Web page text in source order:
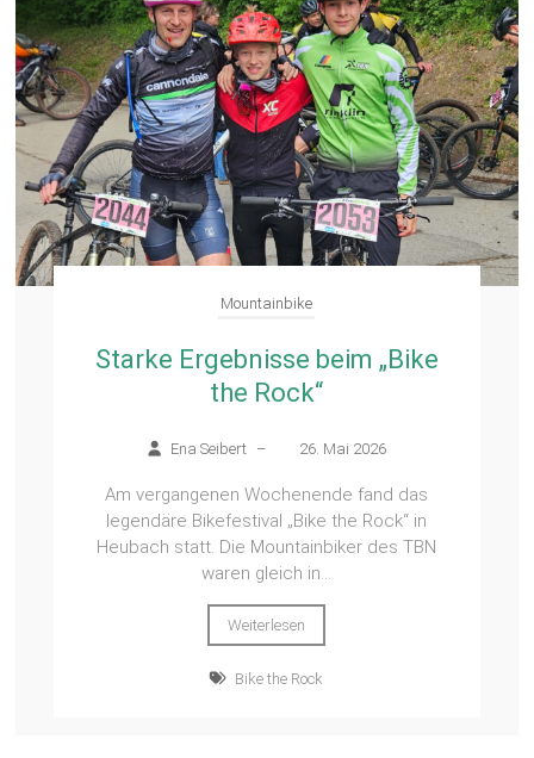
Mountainbike
Starke Ergebnisse beim „Bike
the Rock“
Ena Seibert – 26. Mai 2026
Am vergangenen Wochenende fand das
legendäre Bikefestival „Bike the Rock“ in
Heubach statt. Die Mountainbiker des TBN
waren gleich in...
Weiterlesen
Bike the Rock